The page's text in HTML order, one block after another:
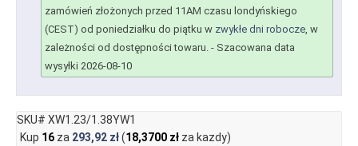
zamówień złożonych przed 11AM czasu londyńskiego
(CEST) od poniedziałku do piątku w zwykłe dni robocze, w
zależności od dostępności towaru. - Szacowana data
wysyłki 2026-08-10
SKU# XW1.23/1.38YW1
Kup 16za 293,92 zł(18,3700 złza kazdy)